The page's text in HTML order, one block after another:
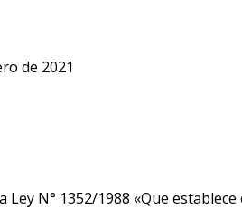
de 2021
Ley N° 1352/1988 «Que